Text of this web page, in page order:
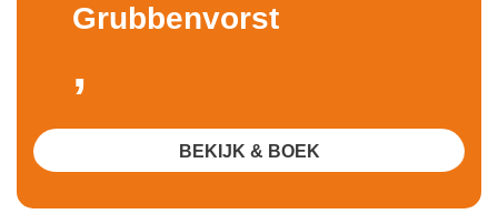
Grubbenvorst
,
BEKIJK & BOEK